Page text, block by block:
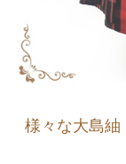
様々な大島紬